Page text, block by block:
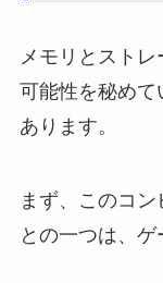
メモリとスト
可能性を秘め
あります。
まず、このコ
との一つは、ゲ